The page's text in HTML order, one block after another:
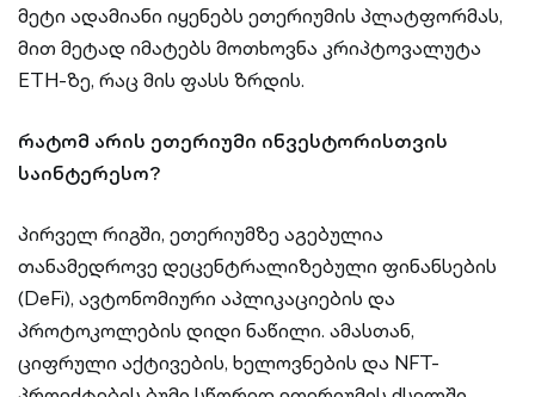
მეტი ადამიანი იყენებს ეთერიუმის პლატფორმას,
მით მეტად იმატებს მოთხოვნა კრიპტოვალუტა
ETH-ზე, რაც მის ფასს ზრდის.
რატომ არის ეთერიუმი ინვესტორისთვის
საინტერესო?
პირველ რიგში, ეთერიუმზე აგებულია
თანამედროვე დეცენტრალიზებული ფინანსების
(DeFi), ავტონომიური აპლიკაციების და
პროტოკოლების დიდი ნაწილი. ამასთან,
ციფრული აქტივების, ხელოვნების და NFT-